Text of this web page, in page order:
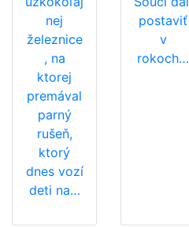
nej
železnice
, na
ktorej
premával
parný
rušeň,
ktorý
dnes vozí
deti na…
postaviť
v
rokoch…